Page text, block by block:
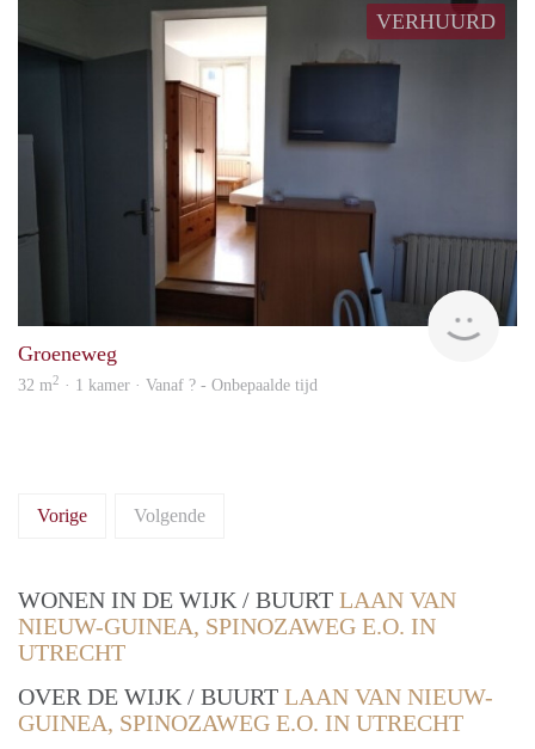
VERHUURD
Groeneweg
32 m2 · 1 kamer · Vanaf ? - Onbepaalde tijd
Vorige Volgende
WONEN IN DE WIJK / BUURT LAAN VAN
NIEUW-GUINEA, SPINOZAWEG E.O. IN
UTRECHT
OVER DE WIJK / BUURT LAAN VAN NIEUW-
GUINEA, SPINOZAWEG E.O. IN UTRECHT